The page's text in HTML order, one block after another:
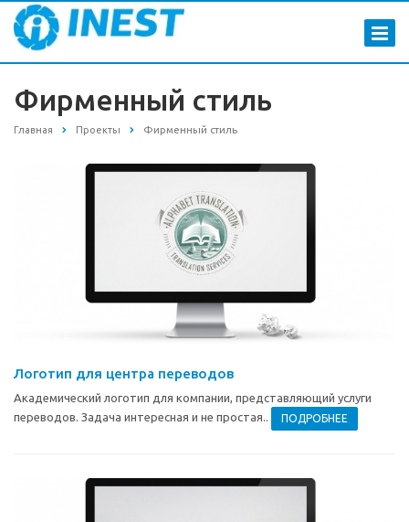
Фирменный стиль
Главная Проекты Фирменный стиль
Логотип для центра переводов
Академический логотип для компании, представляющий услуги
переводов. Задача интересная и не простая..
ПОДРОБНЕЕ